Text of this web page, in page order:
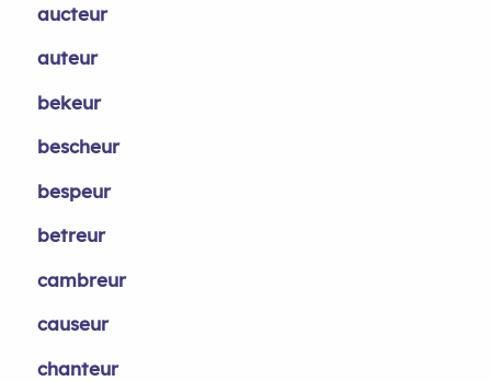
aucteur
auteur
bekeur
bescheur
bespeur
betreur
cambreur
causeur
chanteur